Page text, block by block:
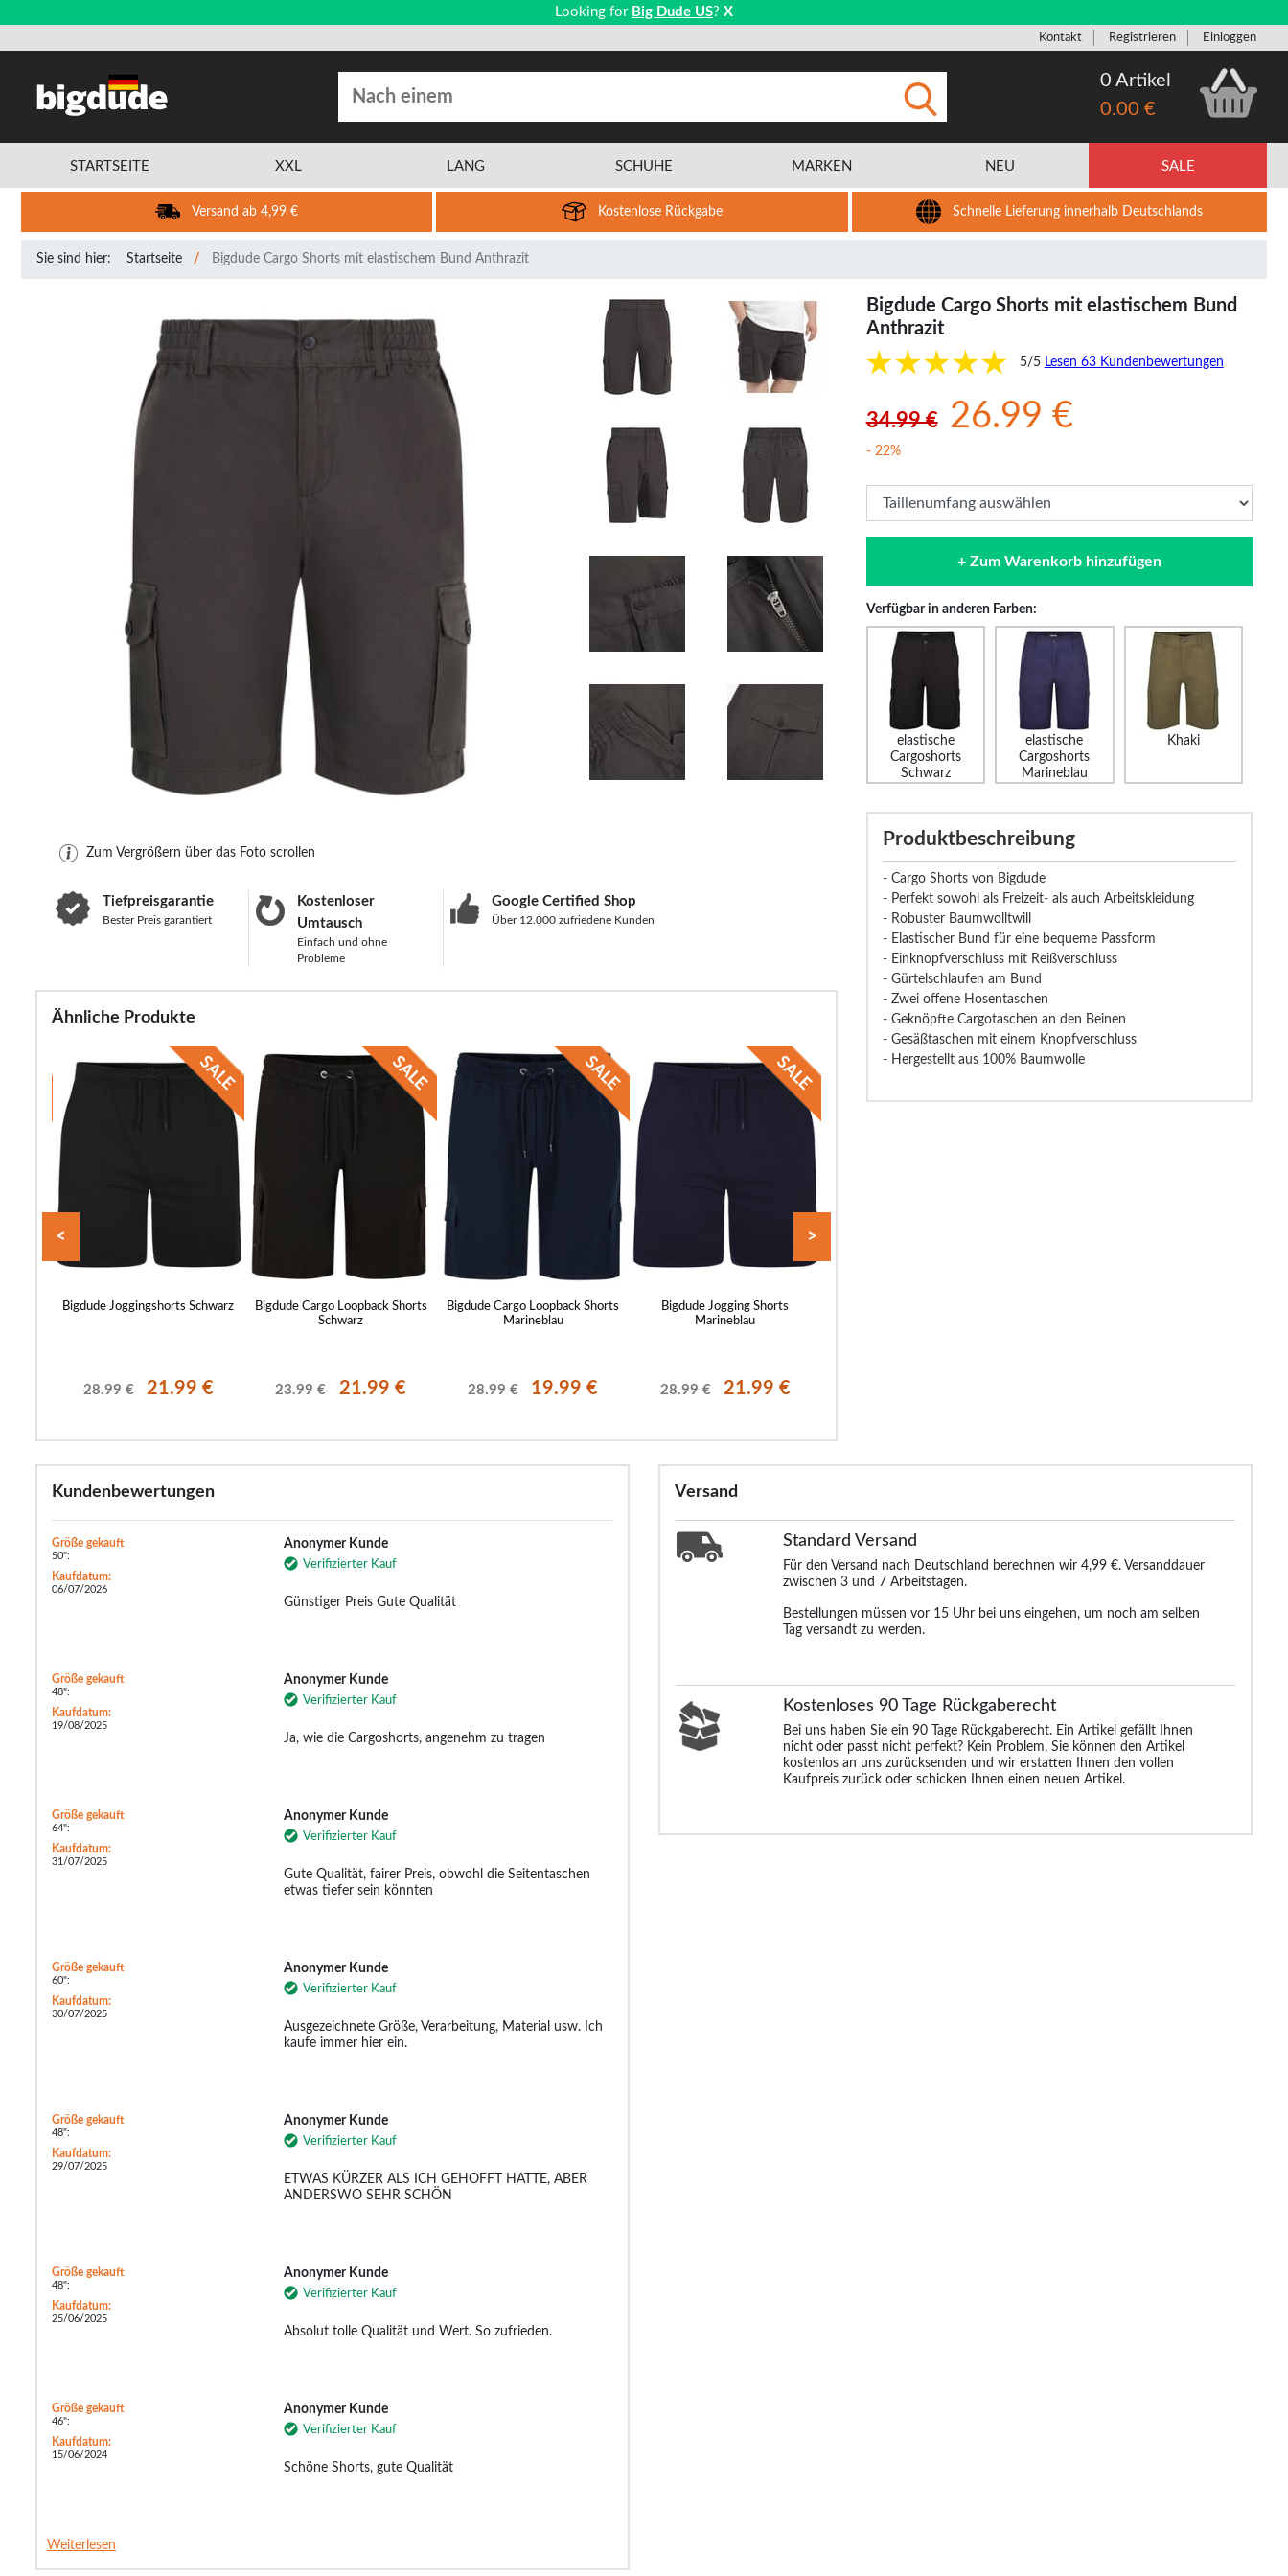
Looking for Big Dude US? X
Kontakt Registrieren Einloggen
0 Artikel
0.00 €
STARTSEITE XXL LANG SCHUHE MARKEN NEU SALE
Versand ab 4,99 € Kostenlose Rückgabe Schnelle Lieferung innerhalb Deutschlands
Sie sind hier: Startseite Bigdude Cargo Shorts mit elastischem Bund Anthrazit
Zum Vergrößern über das Foto scrollen
Tiefpreisgarantie
Bester Preis garantiert
Kostenloser
Umtausch
Einfach und ohne
Probleme
Google Certified Shop
Über 12.000 zufriedene Kunden
Ähnliche Produkte
Bigdude Joggingshorts Schwarz
28.99 € 21.99 €
Bigdude Cargo Loopback Shorts
Schwarz
23.99 € 21.99 €
Bigdude Cargo Loopback Shorts
Marineblau
28.99 € 19.99 €
Bigdude Jogging Shorts
Marineblau
28.99 € 21.99 €
< >
Bigdude Cargo Shorts mit elastischem Bund
Anthrazit
5/5 Lesen 63 Kundenbewertungen
34.99 € 26.99 €
- 22%
+ Zum Warenkorb hinzufügen
Verfügbar in anderen Farben:
elastische
Cargoshorts
Schwarz
elastische
Cargoshorts
Marineblau
Khaki
Produktbeschreibung
- Cargo Shorts von Bigdude
- Perfekt sowohl als Freizeit- als auch Arbeitskleidung
- Robuster Baumwolltwill
- Elastischer Bund für eine bequeme Passform
- Einknopfverschluss mit Reißverschluss
- Gürtelschlaufen am Bund
- Zwei offene Hosentaschen
- Geknöpfte Cargotaschen an den Beinen
- Gesäßtaschen mit einem Knopfverschluss
- Hergestellt aus 100% Baumwolle
Versand
StandardVersand
Für den Versand nach Deutschland berechnen wir 4,99 €. Versanddauer
zwischen 3 und 7 Arbeitstagen.
Bestellungen müssen vor 15 Uhr bei uns eingehen, um noch am selben
Tag versandt zu werden.
Kostenloses 90 Tage Rückgaberecht
Bei uns haben Sie ein 90 Tage Rückgaberecht. Ein Artikel gefällt Ihnen
nicht oder passt nicht perfekt? Kein Problem, Sie können den Artikel
kostenlos an uns zurücksenden und wir erstatten Ihnen den vollen
Kaufpreis zurück oder schicken Ihnen einen neuen Artikel.
Kundenbewertungen
Größe gekauft
50":
Kaufdatum:
06/07/2026
Anonymer Kunde
Verifizierter Kauf
Günstiger Preis Gute Qualität
Größe gekauft
48":
Kaufdatum:
19/08/2025
Anonymer Kunde
Verifizierter Kauf
Ja, wie die Cargoshorts, angenehm zu tragen
Größe gekauft
64":
Kaufdatum:
31/07/2025
Anonymer Kunde
Verifizierter Kauf
Gute Qualität, fairer Preis, obwohl die Seitentaschen
etwas tiefer sein könnten
Größe gekauft
60":
Kaufdatum:
30/07/2025
Anonymer Kunde
Verifizierter Kauf
Ausgezeichnete Größe, Verarbeitung, Material usw. Ich
kaufe immer hier ein.
Größe gekauft
48":
Kaufdatum:
29/07/2025
Anonymer Kunde
Verifizierter Kauf
ETWAS KÜRZER ALS ICH GEHOFFT HATTE, ABER
ANDERSWO SEHR SCHÖN
Größe gekauft
48":
Kaufdatum:
25/06/2025
Anonymer Kunde
Verifizierter Kauf
Absolut tolle Qualität und Wert. So zufrieden.
Größe gekauft
46":
Kaufdatum:
15/06/2024
Anonymer Kunde
Verifizierter Kauf
Schöne Shorts, gute Qualität
Weiterlesen